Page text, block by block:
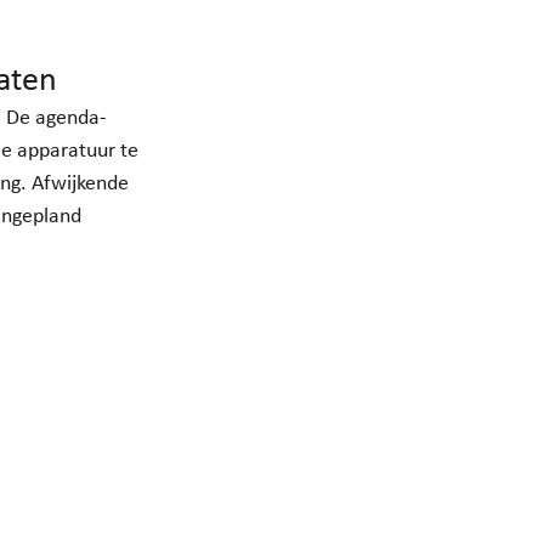
agenda-
apparatuur te
Afwijkende